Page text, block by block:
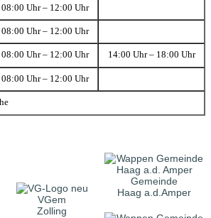
08:00 Uhr – 12:00 Uhr
08:00 Uhr – 12:00 Uhr
08:00 Uhr – 12:00 Uhr 14:00 Uhr – 18:00 Uhr
08:00 Uhr – 12:00 Uhr
VGem
Zolling
Gemeinde
Haag a.d.Amper